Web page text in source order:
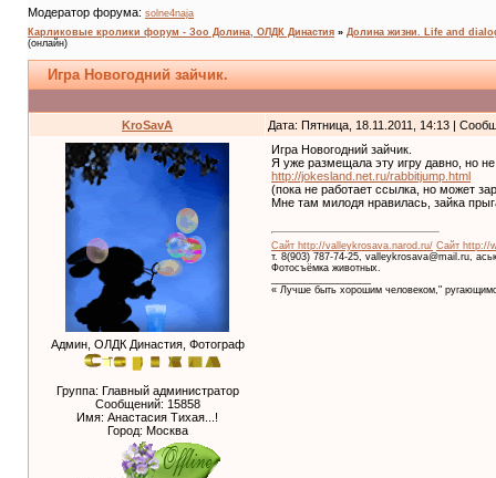
Модератор форума: solne4naja
Карликовые кролики форум - Зоо Долина, ОЛДК Династия » Долина жизни. Life and
(онлайн)
Игра Новогодний зайчик.
KroSavA Дата: Пятница, 18.11.2011, 14:13 |
Админ, ОЛДК Династия, Фотограф
Группа: Главный администратор
Сообщений: 15858
Имя: Анастасия Тихая...!
Город: Москва
Игра Новогодний зайчик.
Я уже размещала эту игру давно, но
http://jokesland.net.ru/rabbitjump.html
(пока не работает ссылка, но может
Мне там милодя нравилась, зайка
Сайт http://valleykrosava.narod.ru/ Сайт http://
т. 8(903) 787-74-25, valleykrosava@mail.ru,
Фотосъёмка животных.
« Лучше быть хорошим человеком,"